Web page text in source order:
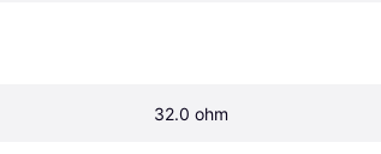
32.0 ohm